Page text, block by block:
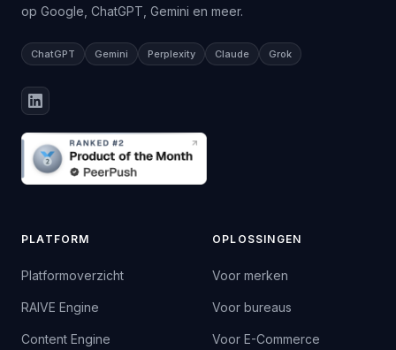
op Google, ChatGPT, Gemini en meer.
ChatGPT Gemini Perplexity Claude Grok
PLATFORM
Platformoverzicht
RAIVE Engine
Content Engine
OPLOSSINGEN
Voor merken
Voor bureaus
Voor E-Commerce